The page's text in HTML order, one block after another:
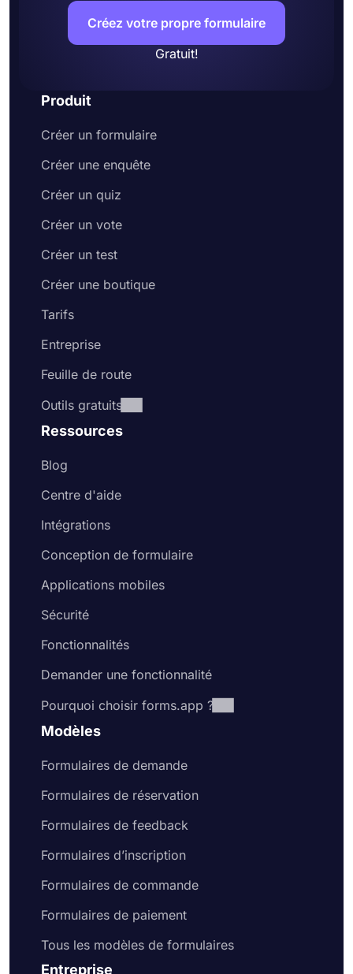
Créez votre propre formulaire
Gratuit!
Produit
Créer un formulaire
Créer une enquête
Créer un quiz
Créer un vote
Créer un test
Créer une boutique
Tarifs
Entreprise
Feuille de route
Outils gratuits
Ressources
Blog
Centre d'aide
Intégrations
Conception de formulaire
Applications mobiles
Sécurité
Fonctionnalités
Demander une fonctionnalité
Pourquoi choisir forms.app ?
Modèles
Formulaires de demande
Formulaires de réservation
Formulaires de feedback
Formulaires d’inscription
Formulaires de commande
Formulaires de paiement
Tous les modèles de formulaires
Entreprise